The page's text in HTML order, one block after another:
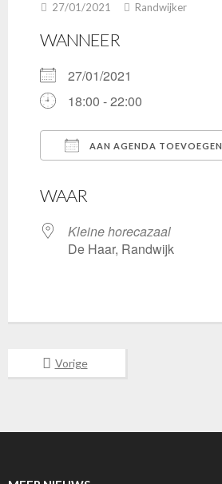
27/01/2021 Randwijker
WANNEER
27/01/2021
18:00 - 22:00
AAN AGENDA TOEVOEGEN
WAAR
Kleine horecazaal
De Haar, Randwijk
Vorige